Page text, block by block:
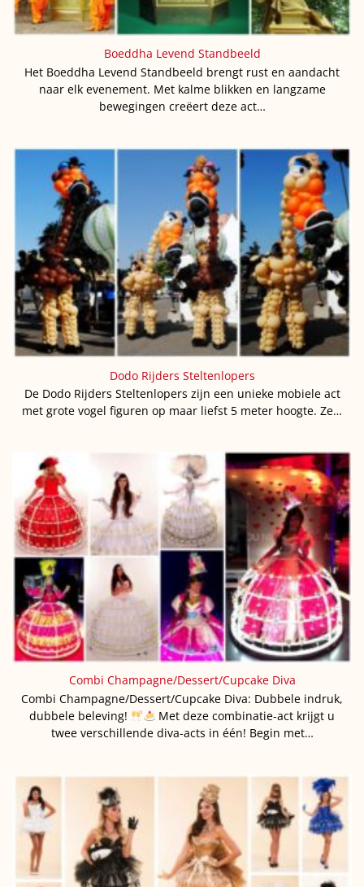
Boeddha Levend Standbeeld
Het Boeddha Levend Standbeeld brengt rust en aandacht
naar elk evenement. Met kalme blikken en langzame
bewegingen creëert deze act…
Dodo Rijders Steltenlopers
De Dodo Rijders Steltenlopers zijn een unieke mobiele act
met grote vogel figuren op maar liefst 5 meter hoogte. Ze…
Combi Champagne/Dessert/Cupcake Diva
Combi Champagne/Dessert/Cupcake Diva: Dubbele indruk,
dubbele beleving!
Met deze combinatie-act krijgt u
twee verschillende diva-acts in één! Begin met…